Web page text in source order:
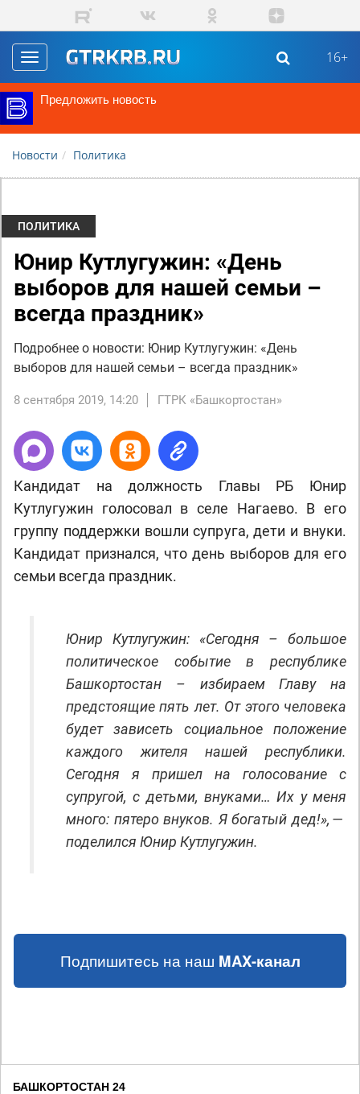
Перейти к основному содержанию
Toggle
navigation
16+
Предложить новость
Новости Политика
ПОЛИТИКА
Юнир Кутлугужин: «День
выборов для нашей семьи –
всегда праздник»
Подробнее о новости: Юнир Кутлугужин: «День
выборов для нашей семьи – всегда праздник»
8 сентября 2019, 14:20 ГТРК «Башкортостан»
Кандидат на должность Главы РБ Юнир
Кутлугужин голосовал в селе Нагаево. В его
группу поддержки вошли супруга, дети и внуки.
Кандидат признался, что день выборов для его
семьи всегда праздник.
Юнир Кутлугужин: «Сегодня – большое
политическое событие в республике
Башкортостан – избираем Главу на
предстоящие пять лет. От этого человека
будет зависеть социальное положение
каждого жителя нашей республики.
Сегодня я пришел на голосование с
супругой, с детьми, внуками… Их у меня
много: пятеро внуков. Я богатый дед!», —
поделился Юнир Кутлугужин.
Подпишитесь на наш MAX-канал
БАШКОРТОСТАН 24